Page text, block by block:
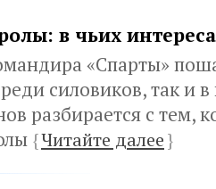
в чьих
«Спарты»
силовиков, так и в
разбирается с тем,
{Читайте далее}